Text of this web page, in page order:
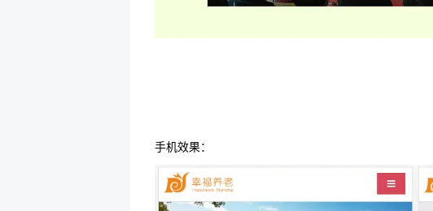
手机效果：